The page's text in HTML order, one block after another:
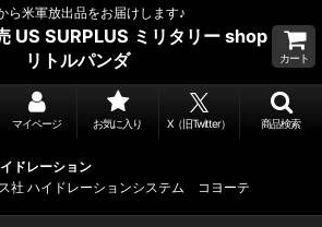
ら米軍放出品をお届けします♪
US SURPLUS ミリタリー shop
リトルパンダ
カート
マイページ お気に入り X（旧Twitter） 商品検索
ドレーション
社 ハイドレーションシステム コヨーテ